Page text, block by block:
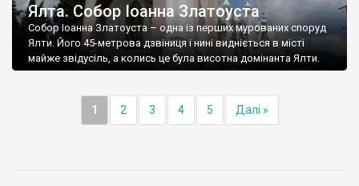
Ялта. Собор Іоанна Златоуста
Собор Іоанна Златоуста – одна із перших мурованих споруд
Ялти. Його 45-метрова дзвіниця і нині видніється в місті
майже звідусіль, а колись це була висотна домінанта Ялти.
1 2 3 4 5 Далі »